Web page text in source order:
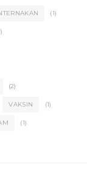
(1)
(2)
VAKSIN (1)
(1)